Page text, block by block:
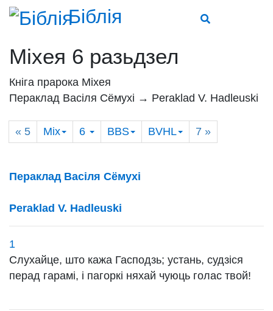
Біблія
Міхея 6 разьдзел
Кніга прарока Міхея
Пераклад Васіля Сёмухі → Рeraklad V. Hadleuski
« 5 Міх 6 BBS BVHL 7 »
Пераклад Васіля Сёмухі
Рeraklad V. Hadleuski
1
Слухайце, што кажа Гасподзь; устань, судзіся
перад гарамі, і пагоркі няхай чуюць голас твой!